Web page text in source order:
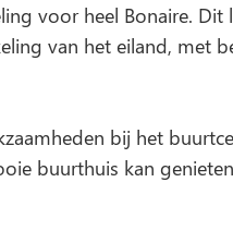
voor heel Bonaire. Dit
van het eiland, met
bij het
buurthuis kan